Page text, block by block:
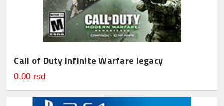
Call of Duty Infinite Warfare legacy
0,00 rsd